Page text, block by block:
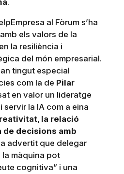
.
al Fòrum s’ha
els valors de la
la resiliència i
del món empresarial.
tingut especial
com la de Pilar
en valor un lideratge
servir la IA com a eina
la relació
de decisions amb
advertit que delegar
la màquina pot
cognitiva” i una